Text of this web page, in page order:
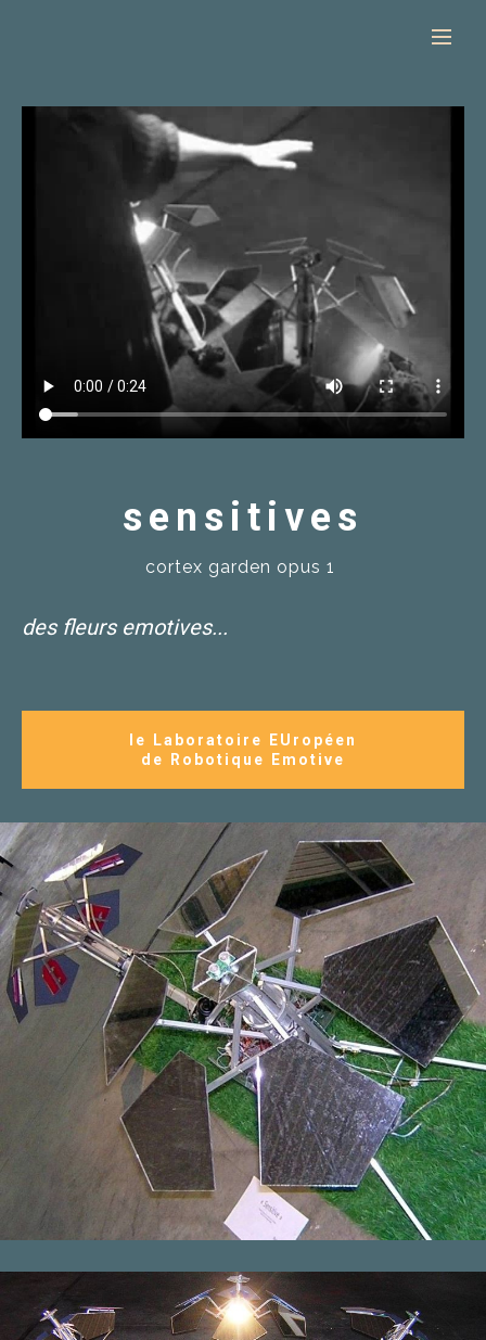
sensitives
cortex garden opus 1
des fleurs emotives...
le Laboratoire EUropéen
de Robotique Emotive